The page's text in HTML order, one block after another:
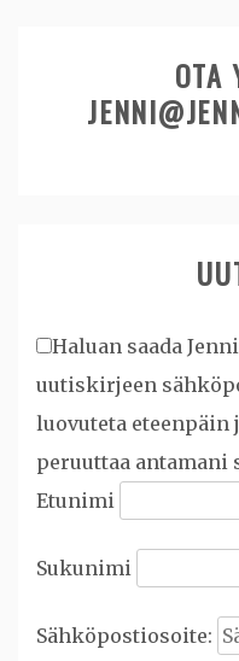
OTA
Haluan saada
uutiskirjeen
luovuteta
peruuttaa antamani
Etunimi
Sukunimi
Sähköpostiosoite: